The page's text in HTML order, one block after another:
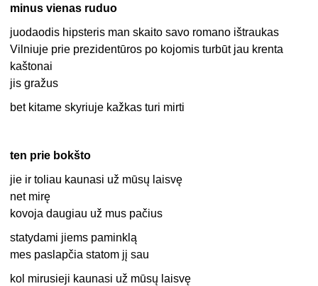
minus vienas ruduo
juodaodis hipsteris man skaito savo romano ištraukas
Vilniuje prie prezidentūros po kojomis turbūt jau krenta
kaštonai
jis gražus
bet kitame skyriuje kažkas turi mirti
ten prie bokšto
jie ir toliau kaunasi už mūsų laisvę
net mirę
kovoja daugiau už mus pačius
statydami jiems paminklą
mes paslapčia statom jį sau
kol mirusieji kaunasi už mūsų laisvę